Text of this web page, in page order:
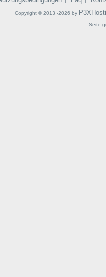
Copyright © 2013 -2026 by
Seite